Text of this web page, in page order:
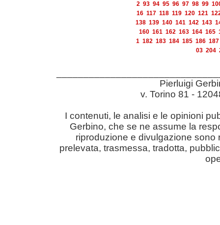
2 93 94 95 96 97 98 99
16 117 118 119 120 121
138 139 140 141 142 143
160 161 162 163 164 165
1 182 183 184 185 186 187
03 204
Pierluigi
v. Torino 81 -
I contenuti, le analisi e le opinioni
Gerbino, che se ne assume la
riproduzione e divulgazione sono
prelevata, trasmessa, tradotta,